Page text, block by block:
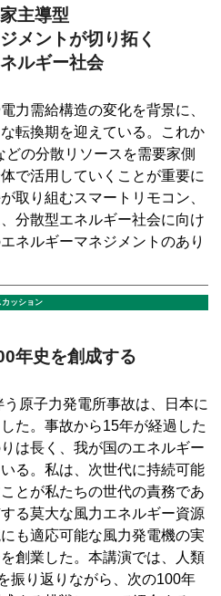
主導型
メントが切り拓く
ルギー社会
力需給構造の変化を背景に、
転換期を迎えている。これか
の分散リソースを需要家側
で活用していくことが重要に
取り組むスマートリモコン、
分散型エネルギー社会に向け
ネルギーマネジメントのあり
カッション
年史を創成する
原子力発電所事故は、日本に
た。事故から15年が経過した
は長く、我が国のエネルギー
る。私は、次世代に持続可能
とが私たちの世代の責務であ
る莫大な風力エネルギー資源
も適応可能な風力発電機の実
創業した。本講演では、人類
振り返りながら、次の100年